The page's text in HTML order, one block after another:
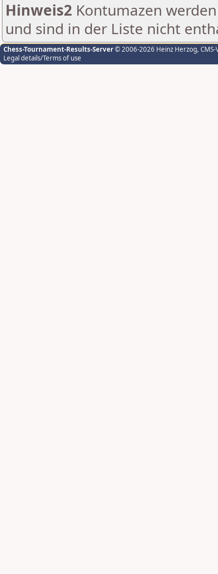
Hinweis2 Kontumazen
und sind in der Liste nicht
Chess-Tournament-Results-Server© 2006-2026 Heinz Herzog,
Legal details/Terms of use